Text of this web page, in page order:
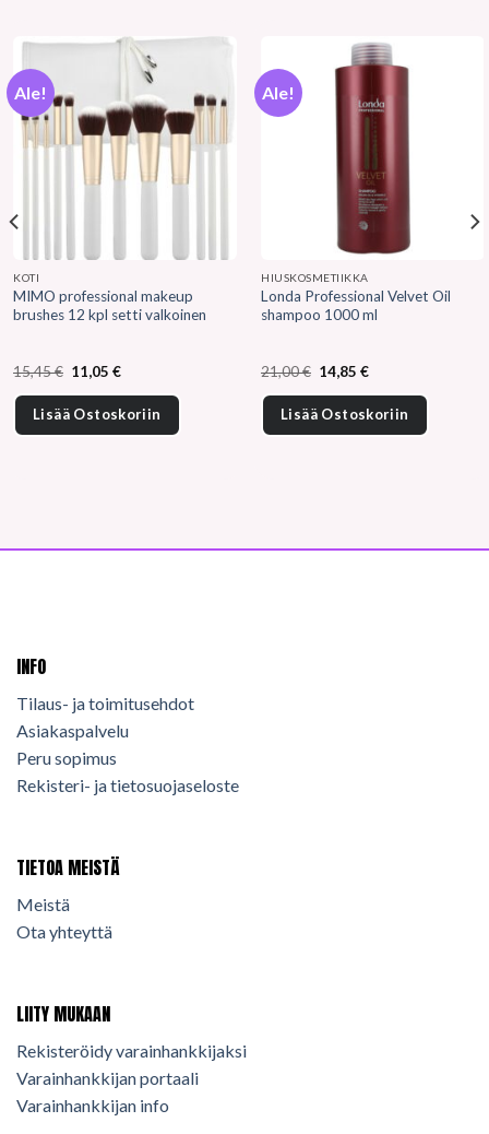
Ale!
KOTI
MIMO professional makeup
brushes 12 kpl setti valkoinen
15,45€ Alkuperäinen
hinta
oli:
15,45 €.
11,05€Nykyinen
on:
11,05 €.
Lisää Ostoskoriin
Ale!
HIUSKOSMETIIKKA
Londa Professional Velvet Oil
shampoo 1000 ml
21,00€ Alkuperäinen
hinta
oli:
21,00 €.
14,85€Nykyinen
on:
14,85 €.
Lisää Ostoskoriin
INFO
Tilaus- ja toimitusehdot
Asiakaspalvelu
Peru sopimus
Rekisteri- ja tietosuojaseloste
TIETOA MEISTÄ
Meistä
Ota yhteyttä
LIITY MUKAAN
Rekisteröidy varainhankkijaksi
Varainhankkijan portaali
Varainhankkijan info